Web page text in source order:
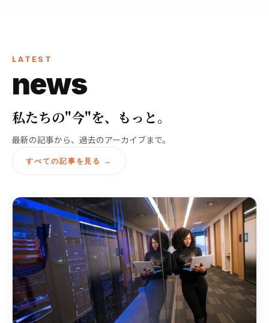
LATEST
news
私たちの"今"を、もっと。
最新の記事から、過去のアーカイブまで。
すべての記事を見る →